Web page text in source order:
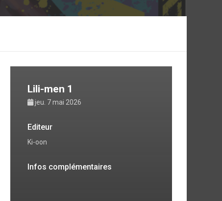
Lili-men 1
jeu. 7 mai 2026
Editeur
Ki-oon
Infos complémentaires